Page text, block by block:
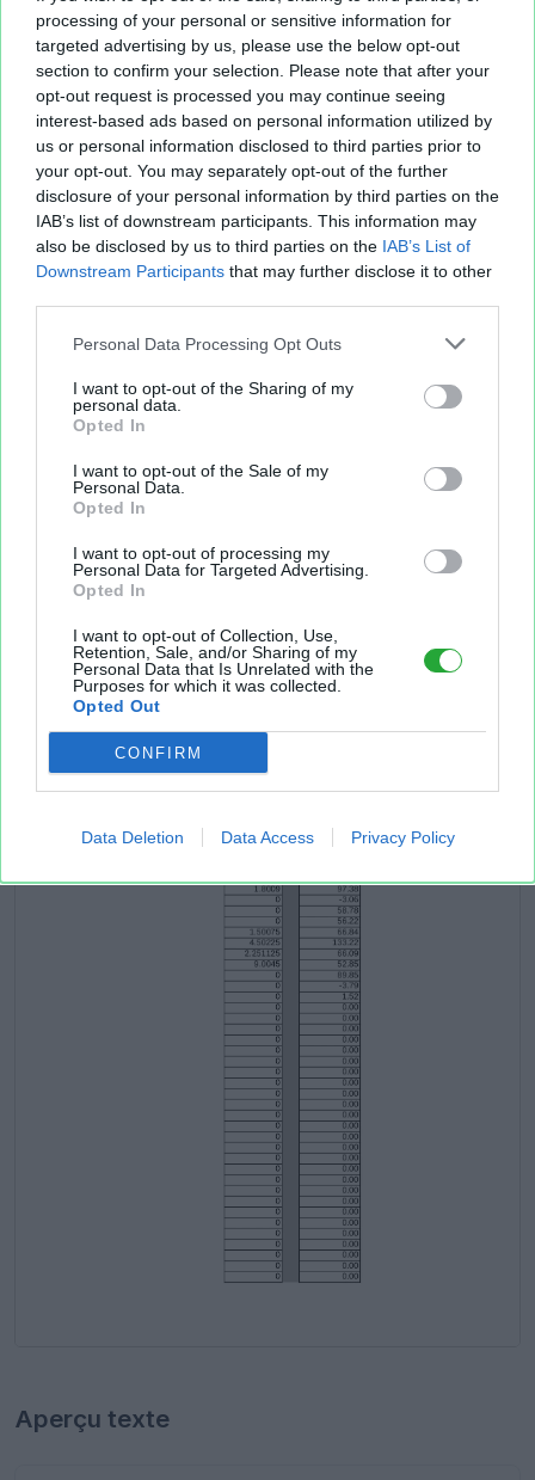
processing of your personal or sensitive information for
targeted advertising by us, please use the below opt-out
section to confirm your selection. Please note that after your
opt-out request is processed you may continue seeing
interest-based ads based on personal information utilized by
us or personal information disclosed to third parties prior to
your opt-out. You may separately opt-out of the further
disclosure of your personal information by third parties on the
IAB’s list of downstream participants. This information may
also be disclosed by us to third parties on the IAB’s List of
Downstream Participants that may further disclose it to other
Personal Data Processing Opt Outs
I want to opt-out of the Sharing of my
personal data.
Opted In
I want to opt-out of the Sale of my
Personal Data.
Opted In
I want to opt-out of processing my
Personal Data for Targeted Advertising.
Opted In
I want to opt-out of Collection, Use,
Retention, Sale, and/or Sharing of my
Personal Data that Is Unrelated with the
Purposes for which it was collected.
Opted Out
CONFIRM
Data Deletion Data Access Privacy Policy
Aperçu texte